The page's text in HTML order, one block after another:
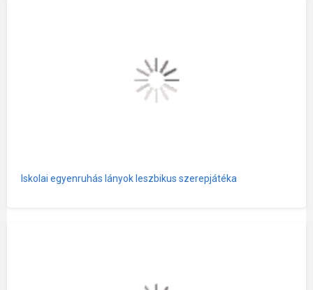
Iskolai egyenruhás lányok leszbikus szerepjátéka